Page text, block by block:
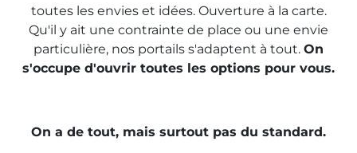
toutes les envies et idées. Ouverture à la carte.
Qu'il y ait une contrainte de place ou une envie
particulière, nos portails s'adaptent à tout. On
s'occupe d'ouvrir toutes les options pour vous.
On a de tout, mais surtout pas du standard.